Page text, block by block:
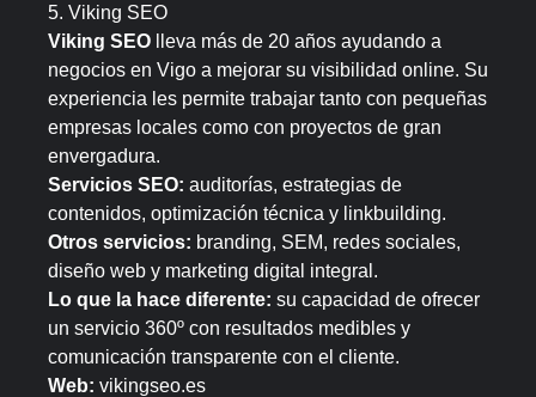
5. Viking SEO
Viking SEO lleva más de 20 años ayudando a
negocios en Vigo a mejorar su visibilidad online. Su
experiencia les permite trabajar tanto con pequeñas
empresas locales como con proyectos de gran
envergadura.
Servicios SEO: auditorías, estrategias de
contenidos, optimización técnica y linkbuilding.
Otros servicios: branding, SEM, redes sociales,
diseño web y marketing digital integral.
Lo que la hace diferente: su capacidad de ofrecer
un servicio 360º con resultados medibles y
comunicación transparente con el cliente.
Web: vikingseo.es